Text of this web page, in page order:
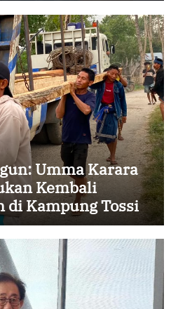
Umma Karara
Kembali
di Kampung Tossi